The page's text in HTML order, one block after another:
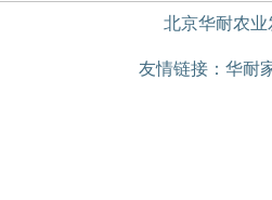
北京华耐农
友情链接： 华耐